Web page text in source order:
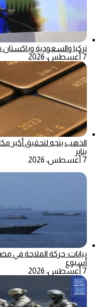
تركيا والسعودية
7 أغسطس، 2026
الذهب يتجه لتحقيق أكبر
يناير
7 أغسطس، 2026
أسبوع
7 أغسطس، 2026